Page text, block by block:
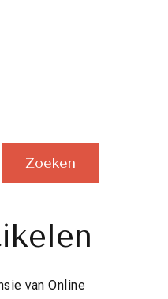
Zoeken
van Online